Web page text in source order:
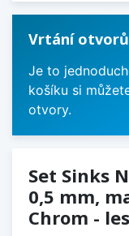
Vrtání otvorů
Je to
košíku si
otvory.
Set Sinks
0,5 mm,
Chrom -